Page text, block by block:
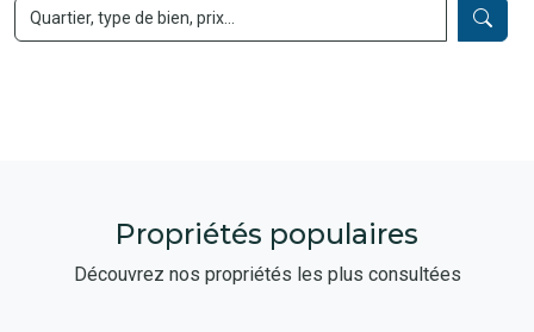
Propriétés populaires
Découvrez nos propriétés les plus consultées